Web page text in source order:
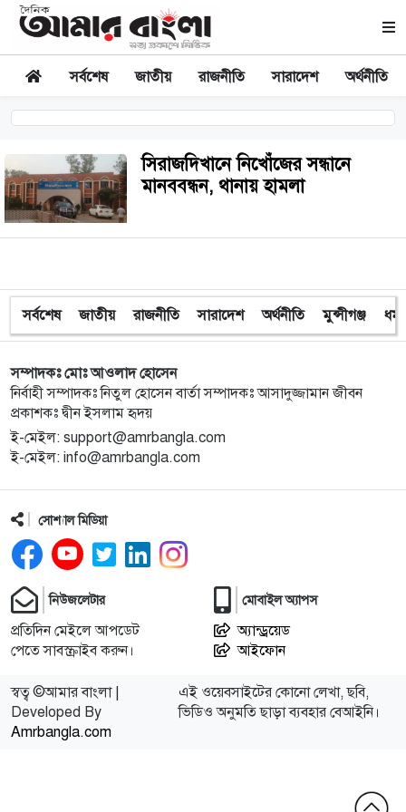
সর্বশেষ জাতীয় রাজনীতি সারাদেশ অর্থনীতি
সিরাজদিখানে নিখোঁজের সন্ধানে
মানববন্ধন, থানায় হামলা
সর্বশেষ জাতীয় রাজনীতি সারাদেশ অর্থনীতি মুন্সীগঞ্জ ধর্ম
সম্পাদকঃ মোঃ আওলাদ হোসেন
নির্বাহী সম্পাদকঃ নিতুল হোসেন বার্তা সম্পাদকঃ আসাদুজ্জামান জীবন
প্রকাশকঃ দ্বীন ইসলাম হৃদয়
ই-মেইল: support@amrbangla.com
ই-মেইল: info@amrbangla.com
সোশ্যাল মিডিয়া
নিউজলেটার
প্রতিদিন মেইলে আপডেট
পেতে সাবস্ক্রাইব করুন।
মোবাইল অ্যাপস
অ্যান্ড্রয়েড
আইফোন
স্বত্ব ©আমার বাংলা |
Developed By
Amrbangla.com
এই ওয়েবসাইটের কোনো লেখা, ছবি,
ভিডিও অনুমতি ছাড়া ব্যবহার বেআইনি।